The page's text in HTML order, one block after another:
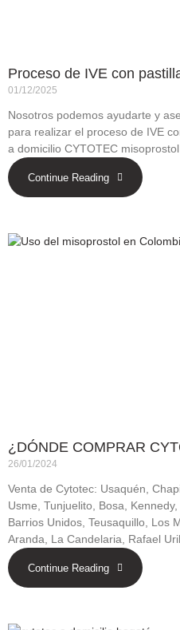
Proceso de IVE con
01/12/2025
Nosotros podemos ayudarte y
para realizar el proceso de IVE
a domicilio CYTOTEC
Continue Reading
¿DÓNDE COMPRAR
26/01/2024
Venta de Cytotec: Usaquén,
Usme, Tunjuelito, Bosa,
Barrios Unidos, Teusaquillo, Los
Aranda, La Candelaria, Rafael
Continue Reading